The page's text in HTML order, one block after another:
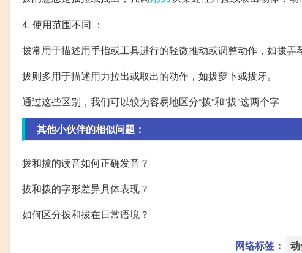
4. 使用范围不同 ：
拨常用于描述用手指或工具进行的轻微推动或调整动作，如拨弄
拔则多用于描述用力拉出或取出的动作，如拔萝卜或拔牙。
通过这些区别，我们可以较为容易地区分“拨”和“拔”这两个字
其他小伙伴的相似问题：
拨和拔的读音如何正确发音？
拔和拨的字形差异具体表现？
如何区分拨和拔在日常语境？
网络标签：